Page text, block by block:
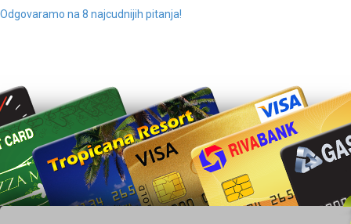
Odgovaramo na 8 najcudnijih pitanja!